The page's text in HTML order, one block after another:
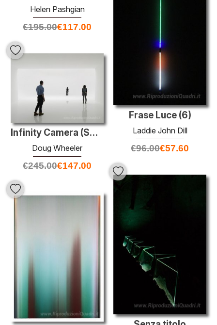
Helen Pashgian
€195.00€117.00
Frase Luce (6)
Laddie John Dill
€96.00€57.60
Infinity Camera (SA MI 75 DZ NY 12)
Doug Wheeler
€245.00€147.00